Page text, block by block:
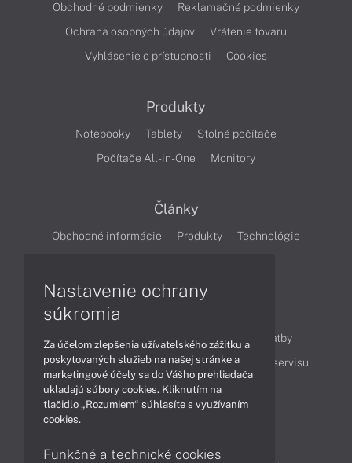
Obchodné podmienky
Reklamačné podmienky
Ochrana osobných údajov
Vrátenie tovaru
Vyhlásenie o prístupnosti
Cookies
Produkty
Notebooky Tablety
Stolné počítače
Počítače All-in-One
Monitory
Články
Obchodné informácie Produkty
Technológie
Ako nakupovať
Možnosti doručenia a platby
Podpora a servis
Servisné služby Cenník servisu
Kontakty
Nastavenie ochrany
súkromia
Za účelom zlepšenia užívateľského zážitku a
poskytovaných služieb na našej stránke a
marketingové účely sa do Vášho prehliadača
ukladajú súbory cookies. Kliknutím na
tlačidlo „Rozumiem“ súhlasíte s využívaním
cookies.
Funkčné a technické cookies